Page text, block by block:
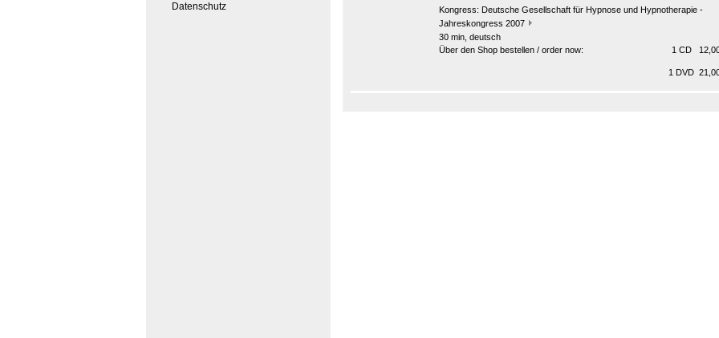
Datenschutz Kongress: Deutsche Gesellschaft für Hypnose und Hypnotherapie -
Jahreskongress 2007
30 min, deutsch
Über den Shop bestellen / order now:
1 CD
1 DVD